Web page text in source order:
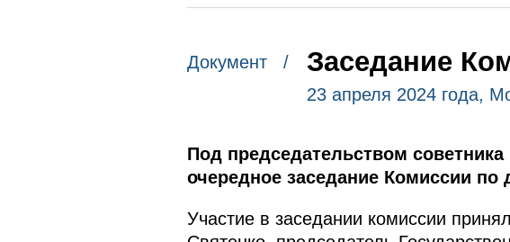
Документ / Заседание
23 апреля 2024 года,
Под председательством
очередное заседание Комиссии по
Участие в заседании комиссии